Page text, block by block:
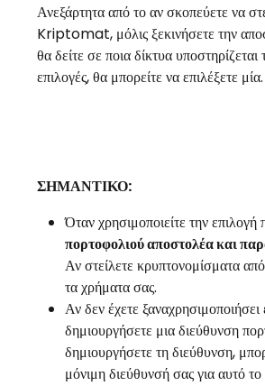
Ανεξάρτητα από το αν σκοπεύετε να
Kriptomat, μόλις ξεκινήσετε την
θα δείτε σε ποια δίκτυα
επιλογές, θα μπορείτε να επιλέξετε μία.
ΣΗΜΑΝΤΙΚΟ:
Όταν χρησιμοποιείτε την επιλογή
πορτοφολιού αποστολέα και
Αν στείλετε κρυπτονομίσματα
τα χρήματα σας.
Αν δεν έχετε
δημιουργήσετε μια διεύθυνση
δημιουργήσετε τη διεύθυνση,
μόνιμη διεύθυνσή σας για αυτό